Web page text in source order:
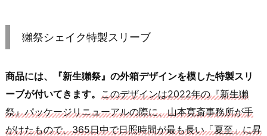
獺祭シェイク特製スリーブ
商品には、『新生獺祭』の外箱デザインを模した特製スリ
ーブが付いてきます。 このデザインは2022年の『新生獺
祭』パッケージリニューアルの際に、山本寛斎事務所が手
がけたもので、365日中で日照時間が最も長い「夏至」に昇